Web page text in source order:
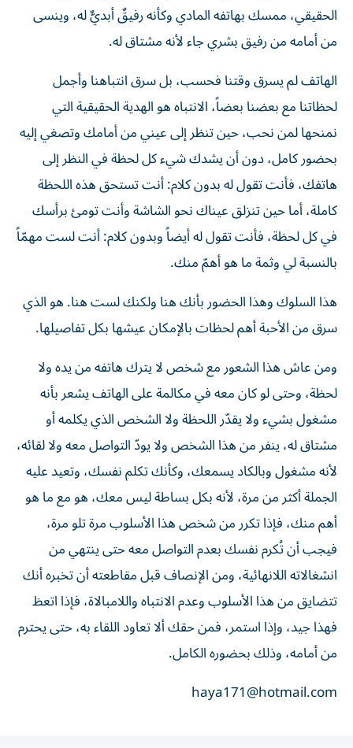
الحقيقي، ممسك بهاتفه المادي وكأنه رفيقٌ أبديٌّ له، وينسى
من أمامه من رفيق بشري جاء لأنه مشتاق له.
الهاتف لم يسرق وقتنا فحسب، بل سرق انتباهنا وأجمل
لحظاتنا مع بعضنا بعضاً، الانتباه هو الهدية الحقيقية التي
نمنحها لمن نحب، حين تنظر إلى عيني من أمامك وتصغي إليه
بحضور كامل، دون أن يشدك شيء كل لحظة في النظر إلى
هاتفك، فأنت تقول له بدون كلام: أنت تستحق هذه اللحظة
كاملة، أما حين تنزلق عيناك نحو الشاشة وأنت تومئ برأسك
في كل لحظة، فأنت تقول له أيضاً وبدون كلام: أنت لست مهمّاً
بالنسبة لي وثمة ما هو أهمّ منك.
هذا السلوك وهذا الحضور بأنك هنا ولكنك لست هنا. هو الذي
سرق من الأحبة أهم لحظات بالإمكان عيشها بكل تفاصيلها.
ومن عاش هذا الشعور مع شخص لا يترك هاتفه من يده ولا
لحظة، وحتى لو كان معه في مكالمة على الهاتف يشعر بأنه
مشغول بشيء ولا يقدّر اللحظة ولا الشخص الذي يكلمه أو
مشتاق له، ينفر من هذا الشخص ولا يودّ التواصل معه ولا لقائه،
لأنه مشغول وبالكاد يسمعك، وكأنك تكلم نفسك، وتعيد عليه
الجملة أكثر من مرة، لأنه بكل بساطة ليس معك، هو مع ما هو
أهم منك، فإذا تكرر من شخص هذا الأسلوب مرة تلو مرة،
فيجب أن تُكرم نفسك بعدم التواصل معه حتى ينتهي من
انشغالاته اللانهائية، ومن الإنصاف قبل مقاطعته أن تخبره أنك
تتضايق من هذا الأسلوب وعدم الانتباه واللامبالاة، فإذا اتعظ
فهذا جيد، وإذا استمر، فمن حقك ألا تعاود اللقاء به، حتى يحترم
من أمامه، وذلك بحضوره الكامل.
haya171@hotmail.com